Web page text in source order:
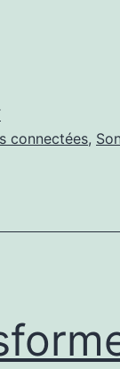
connectées,